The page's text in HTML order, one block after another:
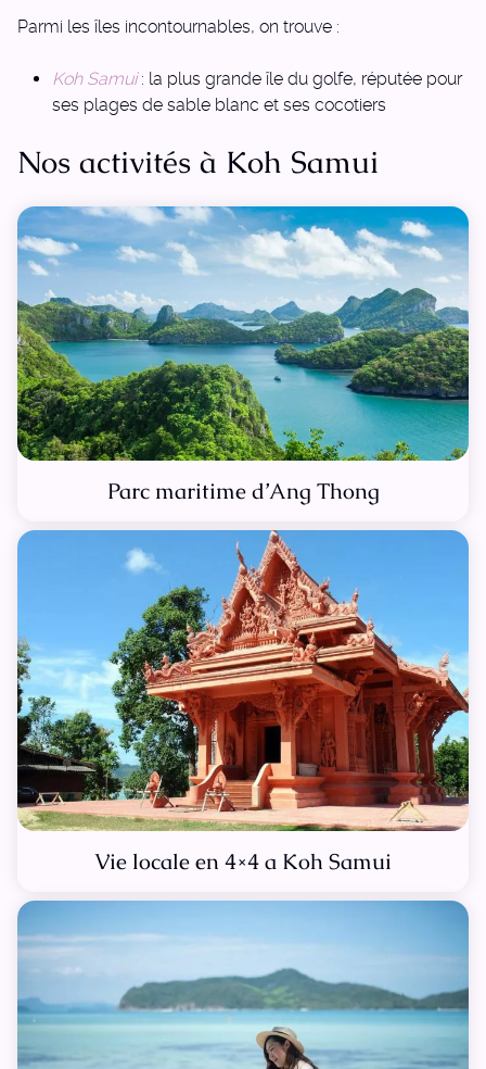
Parmi les îles incontournables, on trouve :
Koh Samui: la plus grande île du golfe, réputée pour
ses plages de sable blanc et ses cocotiers
Nos activités à Koh Samui
Parc maritime d’Ang Thong
Vie locale en 4×4 a Koh Samui